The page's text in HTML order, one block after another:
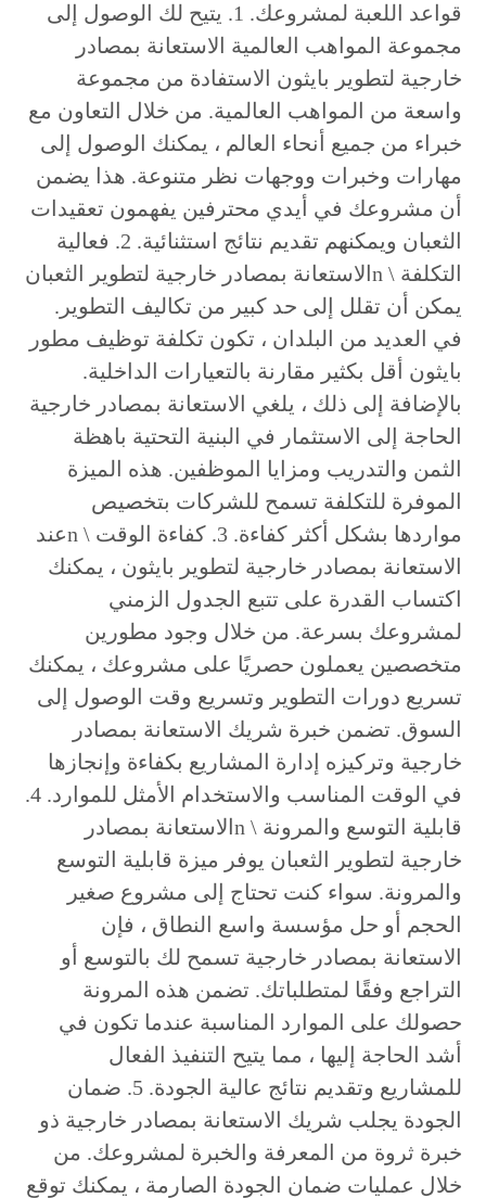
قواعد اللعبة لمشروعك. 1. يتيح لك الوصول إلى
مجموعة المواهب العالمية الاستعانة بمصادر
خارجية لتطوير بايثون الاستفادة من مجموعة
واسعة من المواهب العالمية. من خلال التعاون مع
خبراء من جميع أنحاء العالم ، يمكنك الوصول إلى
مهارات وخبرات ووجهات نظر متنوعة. هذا يضمن
أن مشروعك في أيدي محترفين يفهمون تعقيدات
الثعبان ويمكنهم تقديم نتائج استثنائية. 2. فعالية
التكلفة \ nالاستعانة بمصادر خارجية لتطوير الثعبان
يمكن أن تقلل إلى حد كبير من تكاليف التطوير.
في العديد من البلدان ، تكون تكلفة توظيف مطور
بايثون أقل بكثير مقارنة بالتعيارات الداخلية.
بالإضافة إلى ذلك ، يلغي الاستعانة بمصادر خارجية
الحاجة إلى الاستثمار في البنية التحتية باهظة
الثمن والتدريب ومزايا الموظفين. هذه الميزة
الموفرة للتكلفة تسمح للشركات بتخصيص
مواردها بشكل أكثر كفاءة. 3. كفاءة الوقت \ nعند
الاستعانة بمصادر خارجية لتطوير بايثون ، يمكنك
اكتساب القدرة على تتبع الجدول الزمني
لمشروعك بسرعة. من خلال وجود مطورين
متخصصين يعملون حصريًا على مشروعك ، يمكنك
تسريع دورات التطوير وتسريع وقت الوصول إلى
السوق. تضمن خبرة شريك الاستعانة بمصادر
خارجية وتركيزه إدارة المشاريع بكفاءة وإنجازها
في الوقت المناسب والاستخدام الأمثل للموارد. 4.
قابلية التوسع والمرونة \ nالاستعانة بمصادر
خارجية لتطوير الثعبان يوفر ميزة قابلية التوسع
والمرونة. سواء كنت تحتاج إلى مشروع صغير
الحجم أو حل مؤسسة واسع النطاق ، فإن
الاستعانة بمصادر خارجية تسمح لك بالتوسع أو
التراجع وفقًا لمتطلباتك. تضمن هذه المرونة
حصولك على الموارد المناسبة عندما تكون في
أشد الحاجة إليها ، مما يتيح التنفيذ الفعال
للمشاريع وتقديم نتائج عالية الجودة. 5. ضمان
الجودة يجلب شريك الاستعانة بمصادر خارجية ذو
خبرة ثروة من المعرفة والخبرة لمشروعك. من
خلال عمليات ضمان الجودة الصارمة ، يمكنك توقع